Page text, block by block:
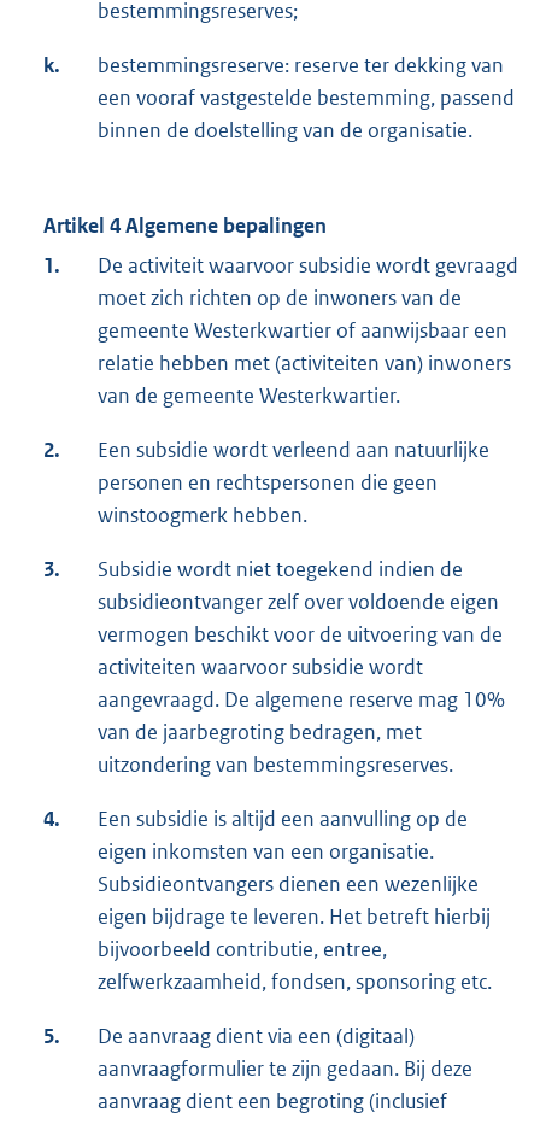
bestemmingsreserves;
k.
bestemmingsreserve: reserve ter dekking van
een vooraf vastgestelde bestemming, passend
binnen de doelstelling van de organisatie.
Artikel 4 Algemene bepalingen
1.
De activiteit waarvoor subsidie wordt gevraagd
moet zich richten op de inwoners van de
gemeente Westerkwartier of aanwijsbaar een
relatie hebben met (activiteiten van) inwoners
van de gemeente Westerkwartier.
2.
Een subsidie wordt verleend aan natuurlijke
personen en rechtspersonen die geen
winstoogmerk hebben.
3.
Subsidie wordt niet toegekend indien de
subsidieontvanger zelf over voldoende eigen
vermogen beschikt voor de uitvoering van de
activiteiten waarvoor subsidie wordt
aangevraagd. De algemene reserve mag 10%
van de jaarbegroting bedragen, met
uitzondering van bestemmingsreserves.
4.
Een subsidie is altijd een aanvulling op de
eigen inkomsten van een organisatie.
Subsidieontvangers dienen een wezenlijke
eigen bijdrage te leveren. Het betreft hierbij
bijvoorbeeld contributie, entree,
zelfwerkzaamheid, fondsen, sponsoring etc.
5.
De aanvraag dient via een (digitaal)
aanvraagformulier te zijn gedaan. Bij deze
aanvraag dient een begroting (inclusief